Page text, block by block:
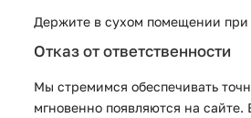
Держите в сухом помещении при
Отказ от ответственности
Мы стремимся обеспечивать
мгновенно появляются на